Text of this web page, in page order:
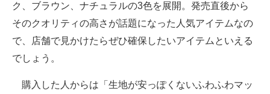
ク、ブラウン、ナチュラルの3色を展開。発売直後から
そのクオリティの高さが話題になった人気アイテムなの
で、店舗で見かけたらぜひ確保したいアイテムといえる
でしょう。
購入した人からは「生地が安っぽくないふわふわマッ